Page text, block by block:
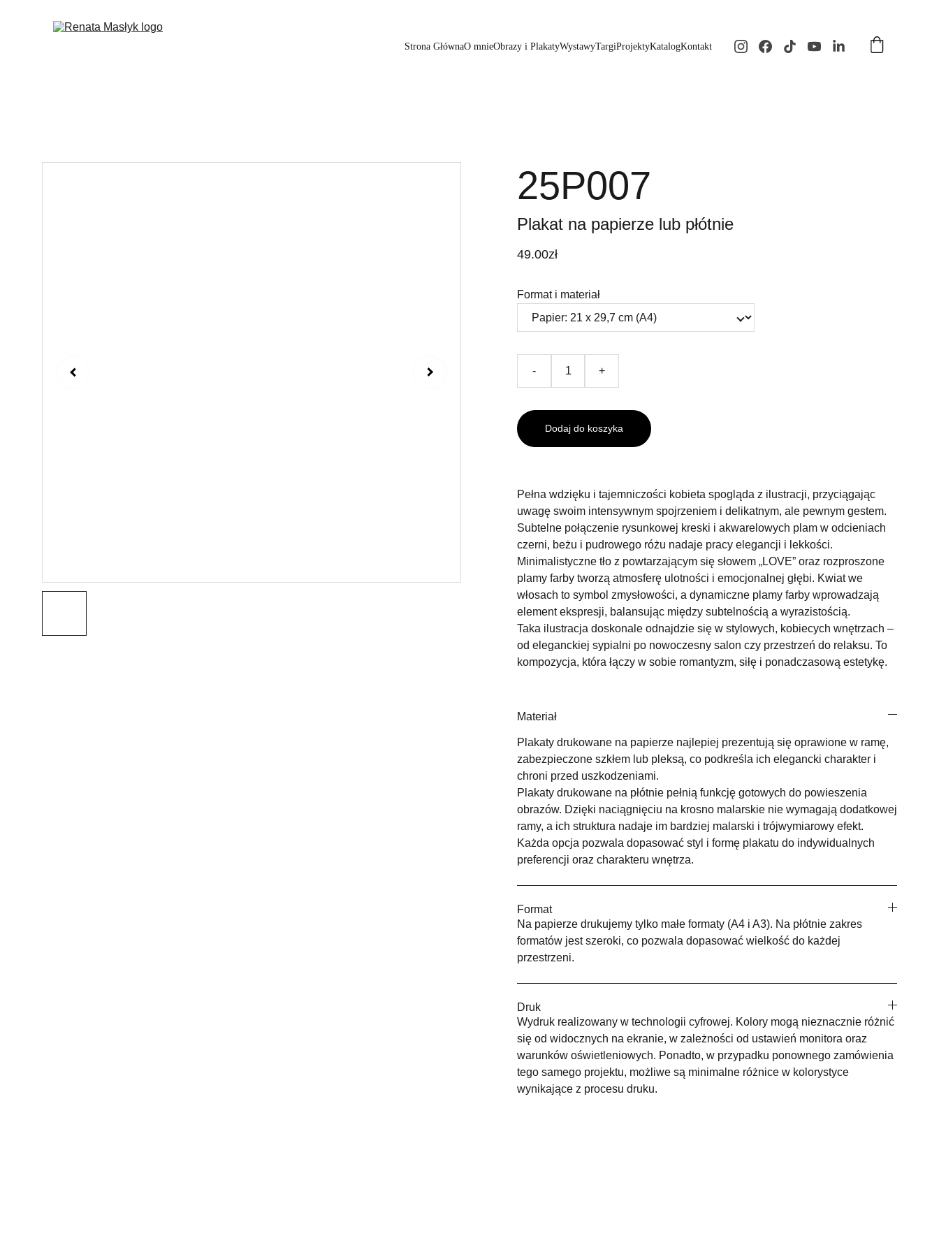
Strona GłównaO mnieObrazy i PlakatyWystawyTargiProjektyKatalogKontakt
25P007
Plakat na papierze lub płótnie
49.00zł
Format i materiał
- +
Dodaj do koszyka
Pełna wdzięku i tajemniczości kobieta spogląda z ilustracji, przyciągając
uwagę swoim intensywnym spojrzeniem i delikatnym, ale pewnym gestem.
Subtelne połączenie rysunkowej kreski i akwarelowych plam w odcieniach
czerni, beżu i pudrowego różu nadaje pracy elegancji i lekkości.
Minimalistyczne tło z powtarzającym się słowem „LOVE” oraz rozproszone
plamy farby tworzą atmosferę ulotności i emocjonalnej głębi. Kwiat we
włosach to symbol zmysłowości, a dynamiczne plamy farby wprowadzają
element ekspresji, balansując między subtelnością a wyrazistością.
Taka ilustracja doskonale odnajdzie się w stylowych, kobiecych wnętrzach –
od eleganckiej sypialni po nowoczesny salon czy przestrzeń do relaksu. To
kompozycja, która łączy w sobie romantyzm, siłę i ponadczasową estetykę.
Materiał
Plakaty drukowane na papierze najlepiej prezentują się oprawione w ramę,
zabezpieczone szkłem lub pleksą, co podkreśla ich elegancki charakter i
chroni przed uszkodzeniami.
Plakaty drukowane na płótnie pełnią funkcję gotowych do powieszenia
obrazów. Dzięki naciągnięciu na krosno malarskie nie wymagają dodatkowej
ramy, a ich struktura nadaje im bardziej malarski i trójwymiarowy efekt.
Każda opcja pozwala dopasować styl i formę plakatu do indywidualnych
preferencji oraz charakteru wnętrza.
Format
Na papierze drukujemy tylko małe formaty (A4 i A3). Na płótnie zakres
formatów jest szeroki, co pozwala dopasować wielkość do każdej
przestrzeni.
Druk
Wydruk realizowany w technologii cyfrowej. Kolory mogą nieznacznie różnić
się od widocznych na ekranie, w zależności od ustawień monitora oraz
warunków oświetleniowych. Ponadto, w przypadku ponownego zamówienia
tego samego projektu, możliwe są minimalne różnice w kolorystyce
wynikające z procesu druku.